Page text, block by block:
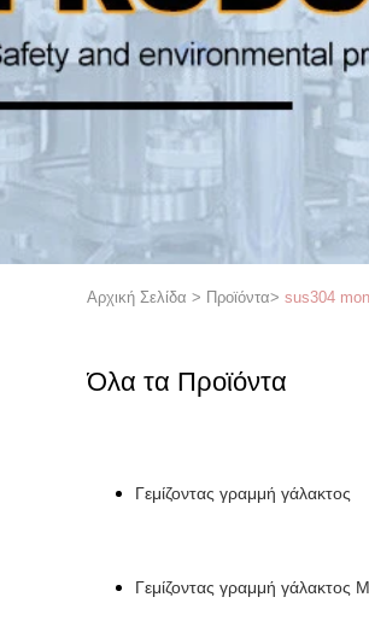
Αρχική Σελίδα > Προϊόντα> sus304
Όλα τα Προϊόντα
Γεμίζοντας γραμμή γάλακτος
Γεμίζοντας γραμμή γάλακτος